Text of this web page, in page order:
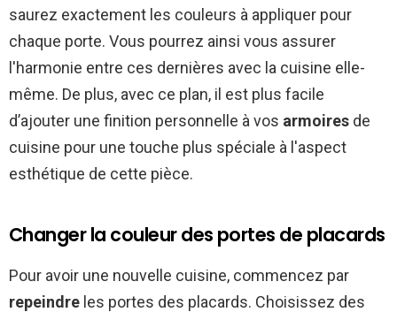
saurez exactement les couleurs à appliquer pour
chaque porte. Vous pourrez ainsi vous assurer
l'harmonie entre ces dernières avec la cuisine elle-
même. De plus, avec ce plan, il est plus facile
d’ajouter une finition personnelle à vos armoires de
cuisine pour une touche plus spéciale à l'aspect
esthétique de cette pièce.
Changer la couleur des portes de placards
Pour avoir une nouvelle cuisine, commencez par
repeindre les portes des placards. Choisissez des